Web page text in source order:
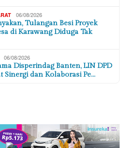
06/08/2026
Tulangan Besi Proyek
di Karawang Diduga Tak
06/08/2026
Disperindag Banten, LIN DPD
Sinergi dan Kolaborasi Pe…